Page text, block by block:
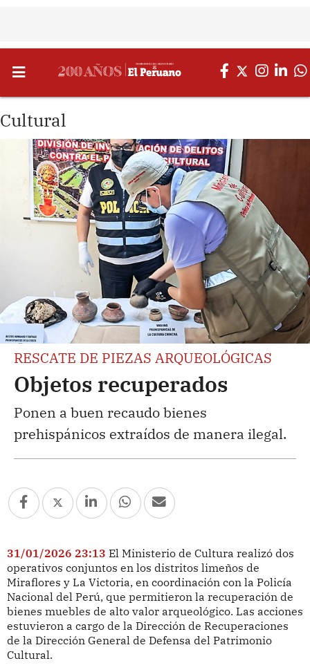
Cultural
RESCATE DE PIEZAS ARQUEOLÓGICAS
Objetos recuperados
Ponen a buen recaudo bienes
prehispánicos extraídos de manera ilegal.
31/01/2026 23:13 El Ministerio de Cultura realizó dos
operativos conjuntos en los distritos limeños de
Miraflores y La Victoria, en coordinación con la Policía
Nacional del Perú, que permitieron la recuperación de
bienes muebles de alto valor arqueológico. Las acciones
estuvieron a cargo de la Dirección de Recuperaciones
de la Dirección General de Defensa del Patrimonio
Cultural.